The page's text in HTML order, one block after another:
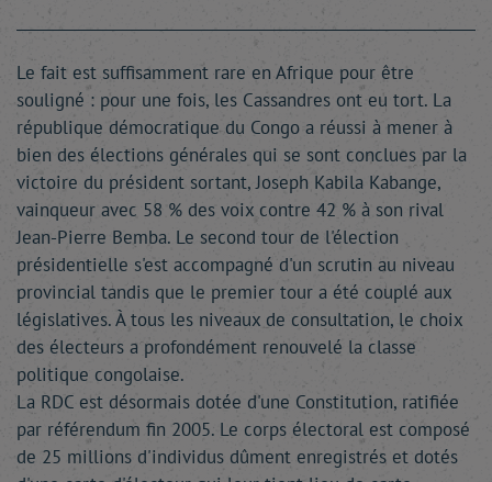
Le fait est suffisamment rare en Afrique pour être
souligné : pour une fois, les Cassandres ont eu tort. La
république démocratique du Congo a réussi à mener à
bien des élections générales qui se sont conclues par la
victoire du président sortant, Joseph Kabila Kabange,
vainqueur avec 58 % des voix contre 42 % à son rival
Jean-Pierre Bemba. Le second tour de l'élection
présidentielle s'est accompagné d'un scrutin au niveau
provincial tandis que le premier tour a été couplé aux
législatives. À tous les niveaux de consultation, le choix
des électeurs a profondément renouvelé la classe
politique congolaise.
La RDC est désormais dotée d'une Constitution, ratifiée
par référendum fin 2005. Le corps électoral est composé
de 25 millions d'individus dûment enregistrés et dotés